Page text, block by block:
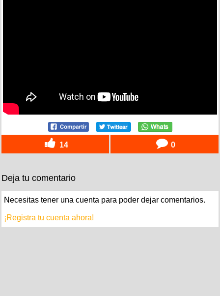
14 0
Deja tu comentario
Necesitas tener una cuenta para poder dejar comentarios.
¡Registra tu cuenta ahora!